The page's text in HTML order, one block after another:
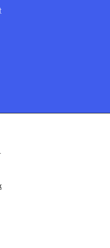
• Minden jog fenntartva!